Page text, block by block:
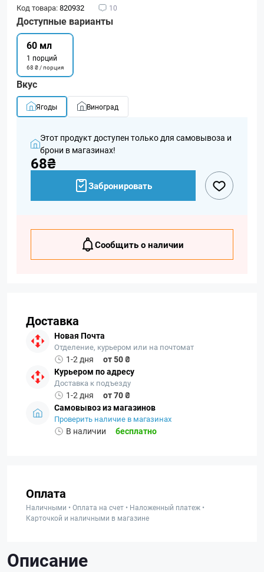
Код товара:820932 10
Доступные варианты
60 мл
1 порций
68 ₴ / порция
Вкус
Ягоды Виноград
Этот продукт доступен только для самовывоза и
брони в магазинах!
68₴
Забронировать
Сообщить о наличии
Доставка
Новая Почта
Отделение, курьером или на почтомат
1-2 дня
от 50 ₴
Курьером по адресу
Доставка к подъезду
1-2 дня
от 70 ₴
Самовывоз из магазинов
Проверить наличие в магазинах
В наличии бесплатно
Оплата
Наличными • Оплата на счет • Наложенный платеж •
Карточкой и наличными в магазине
Описание